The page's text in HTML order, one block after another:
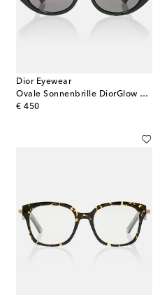
Dior Eyewear
Ovale Sonnenbrille DiorGlow B2I
€ 450
original price